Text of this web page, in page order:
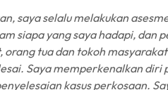
saya selalu melakukan
siapa yang saya hadapi, dan
orang tua dan tokoh
Saya memperkenalkan diri
kasus perkosaan.